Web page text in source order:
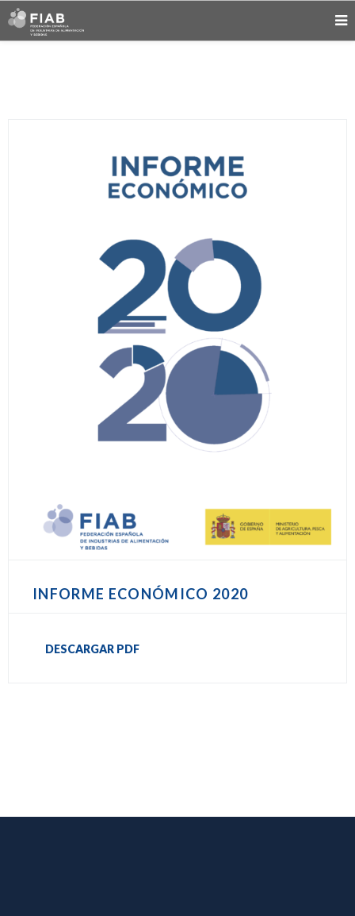
INFORME ECONÓMICO 2020
DESCARGAR PDF